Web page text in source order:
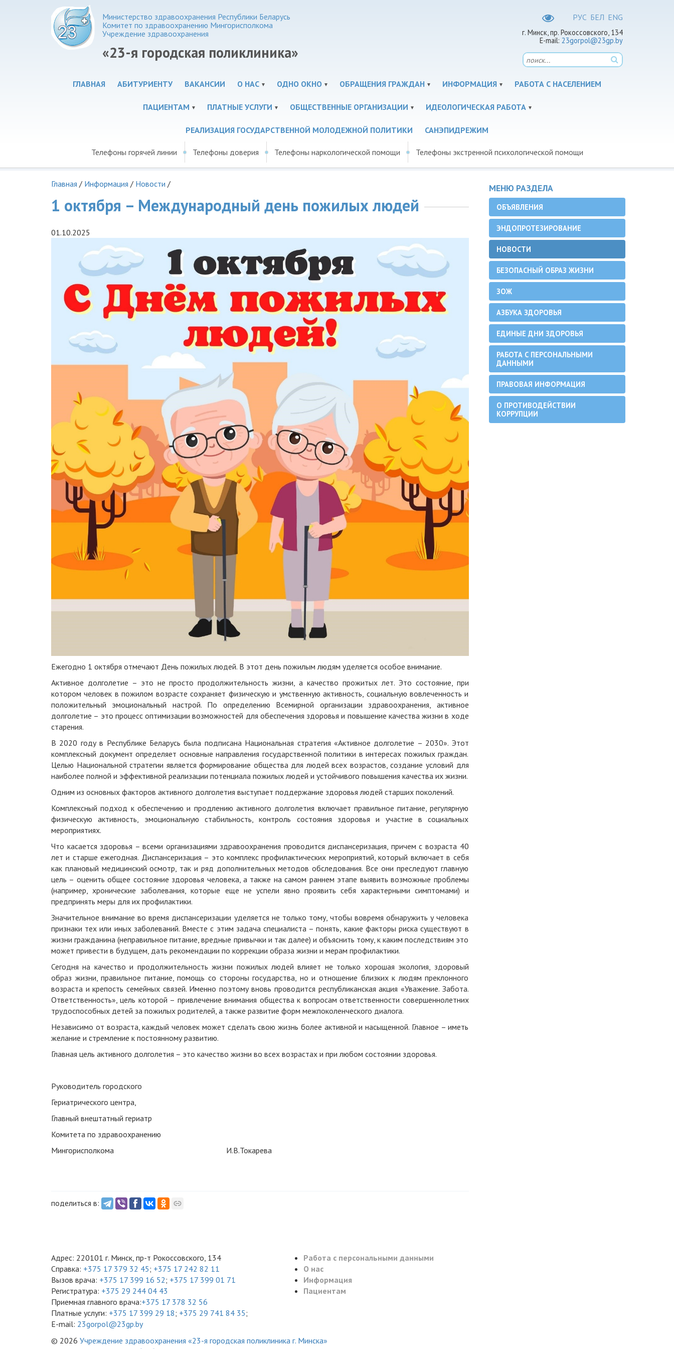
РУC БЕЛ ENG
г. Минск, пр. Рокоссовского, 134
E-mail: 23gorpol@23gp.by
Министерство здравоохранения Республики Беларусь
Комитет по здравоохранению Мингорисполкома
Учреждение здравоохранения
«23-я городская поликлиника»
ГЛАВНАЯ АБИТУРИЕНТУ ВАКАНСИИ О НАС ОДНО ОКНО ОБРАЩЕНИЯ ГРАЖДАН ИНФОРМАЦИЯ РАБОТА С НАСЕЛЕНИЕМ
ПАЦИЕНТАМ ПЛАТНЫЕ УСЛУГИ ОБЩЕСТВЕННЫЕ ОРГАНИЗАЦИИ ИДЕОЛОГИЧЕСКАЯ РАБОТА
РЕАЛИЗАЦИЯ ГОСУДАРСТВЕННОЙ МОЛОДЕЖНОЙ ПОЛИТИКИ САНЭПИДРЕЖИМ
Телефоны горячей линии Телефоны доверия Телефоны наркологической помощи Телефоны экстренной психологической помощи
Главная / Информация / Новости /
1 октября – Международный день пожилых людей
01.10.2025
Ежегодно 1 октября отмечают День пожилых людей. В этот день пожилым людям уделяется особое внимание.
Активное долголетие – это не просто продолжительность жизни, а качество прожитых лет. Это состояние, при
котором человек в пожилом возрасте сохраняет физическую и умственную активность, социальную вовлеченность и
положительный эмоциональный настрой. По определению Всемирной организации здравоохранения, активное
долголетие – это процесс оптимизации возможностей для обеспечения здоровья и повышение качества жизни в ходе
старения.
В 2020 году в Республике Беларусь была подписана Национальная стратегия «Активное долголетие – 2030». Этот
комплексный документ определяет основные направления государственной политики в интересах пожилых граждан.
Целью Национальной стратегии является формирование общества для людей всех возрастов, создание условий для
наиболее полной и эффективной реализации потенциала пожилых людей и устойчивого повышения качества их жизни.
Одним из основных факторов активного долголетия выступает поддержание здоровья людей старших поколений.
Комплексный подход к обеспечению и продлению активного долголетия включает правильное питание, регулярную
физическую активность, эмоциональную стабильность, контроль состояния здоровья и участие в социальных
мероприятиях.
Что касается здоровья – всеми организациями здравоохранения проводится диспансеризация, причем с возраста 40
лет и старше ежегодная. Диспансеризация – это комплекс профилактических мероприятий, который включает в себя
как плановый медицинский осмотр, так и ряд дополнительных методов обследования. Все они преследуют главную
цель – оценить общее состояние здоровья человека, а также на самом раннем этапе выявить возможные проблемы
(например, хронические заболевания, которые еще не успели явно проявить себя характерными симптомами) и
предпринять меры для их профилактики.
Значительное внимание во время диспансеризации уделяется не только тому, чтобы вовремя обнаружить у человека
признаки тех или иных заболеваний. Вместе с этим задача специалиста – понять, какие факторы риска существуют в
жизни гражданина (неправильное питание, вредные привычки и так далее) и объяснить тому, к каким последствиям это
может привести в будущем, дать рекомендации по коррекции образа жизни и мерам профилактики.
Сегодня на качество и продолжительность жизни пожилых людей влияет не только хорошая экология, здоровый
образ жизни, правильное питание, помощь со стороны государства, но и отношение близких к людям преклонного
возраста и крепость семейных связей. Именно поэтому вновь проводится республиканская акция «Уважение. Забота.
Ответственность», цель которой – привлечение внимания общества к вопросам ответственности совершеннолетних
трудоспособных детей за пожилых родителей, а также развитие форм межпоколенческого диалога.
Независимо от возраста, каждый человек может сделать свою жизнь более активной и насыщенной. Главное – иметь
желание и стремление к постоянному развитию.
Главная цель активного долголетия – это качество жизни во всех возрастах и при любом состоянии здоровья.
Руководитель городского
Гериатрического центра,
Главный внештатный гериатр
Комитета по здравоохранению
Мингорисполкома И.В.Токарева
поделиться в:
МЕНЮ РАЗДЕЛА
ОБЪЯВЛЕНИЯ
ЭНДОПРОТЕЗИРОВАНИЕ
НОВОСТИ
БЕЗОПАСНЫЙ ОБРАЗ ЖИЗНИ
ЗОЖ
АЗБУКА ЗДОРОВЬЯ
ЕДИНЫЕ ДНИ ЗДОРОВЬЯ
РАБОТА С ПЕРСОНАЛЬНЫМИ
ДАННЫМИ
ПРАВОВАЯ ИНФОРМАЦИЯ
О ПРОТИВОДЕЙСТВИИ
КОРРУПЦИИ
Адрес: 220101 г. Минск, пр-т Рокоссовского, 134
Справка: +375 17 379 32 45; +375 17 242 82 11
Вызов врача: +375 17 399 16 52; +375 17 399 01 71
Регистратура: +375 29 244 04 43
Приемная главного врача:+375 17 378 32 56
Платные услуги: +375 17 399 29 18; +375 29 741 84 35;
E-mail: 23gorpol@23gp.by
Работа с персональными данными
О нас
Информация
Пациентам
© 2026 Учреждение здравоохранения «23-я городская поликлиника г. Минска»